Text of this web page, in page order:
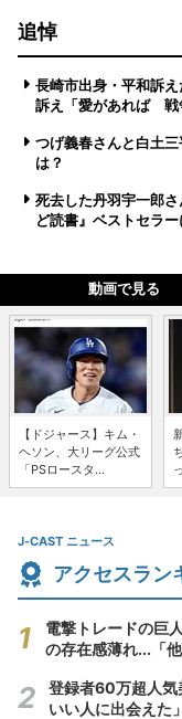
追悼
長崎市出身・平和訴
訴え「愛があれば 戦
つげ義春さんと白土
は？
死去した丹羽宇一郎
ど読書』ベストセラー
動画で見る
【ドジャース】キム・
ヘソン、大リーグ公式
「PSロースタ...
J-CAST ニュース
アクセスラン
電撃トレードの巨
の存在感薄れ...「
登録者60万超人
いい人に出会えた